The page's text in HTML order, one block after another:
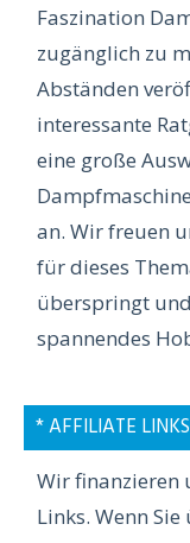
Faszination
zugänglich zu
Abständen
interessante
eine große
an. Wir freuen
für dieses
überspringt
spannendes
* AFFILIATE LINKS
Wir finanzieren
Links. Wenn